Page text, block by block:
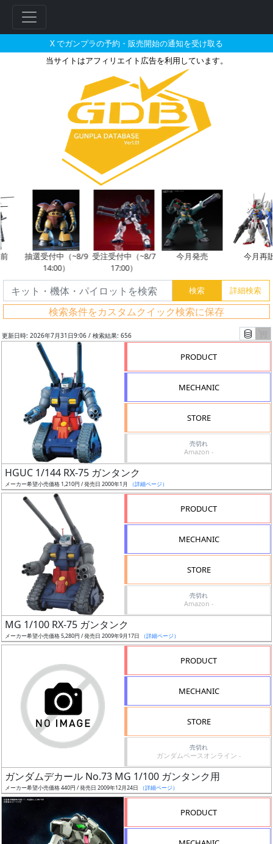
X でガンプラの予約・販売開始の通知を受け取る
当サイトはアフィリエイト広告を利用しています。
HGUC 1/144 RX-75 ガンタンク
抽選受付中（~8/9
14:00）
受注受付中（~8/7
17:00）
今月発売 今月再販
検索条件をカスタムクイック検索に保存
フ
リ
グ
レ
ル
更新日時: 2026年7月31日9:06 / 検索結果: 656
PRODUCT
MECHANIC
STORE
売切れ
Amazon -
HGUC 1/144 RX-75 ガンタンク
メーカー希望小売価格 1,210円 / 発売日 2000年1月 （詳細ページ）
PRODUCT
MECHANIC
STORE
売切れ
Amazon -
MG 1/100 RX-75 ガンタンク
メーカー希望小売価格 5,280円 / 発売日 2009年9月17日 （詳細ページ）
PRODUCT
MECHANIC
STORE
売切れ
ガンダムベースオンライン -
ガンダムデカール No.73 MG 1/100 ガンタンク用
メーカー希望小売価格 440円 / 発売日 2009年12月24日 （詳細ページ）
PRODUCT